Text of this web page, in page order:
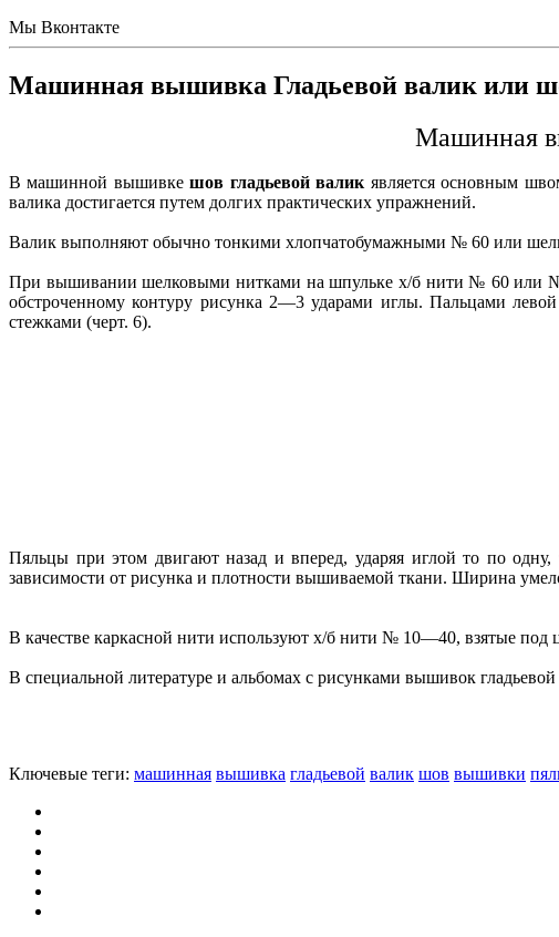
Мы Вконтакте
Машинная вышивка Гладьевой валик или
Машинная
В машинной вышивкешов гладьевой валик является основным
валика достигается путем долгих практических упражнений.
Валик выполняют обычно тонкими хлопчатобумажными № 60 или
При вышивании шелковыми нитками на шпульке х/б нити № 60 или №
обстроченному контуру рисунка 2—3 ударами иглы. Пальцами
стежками (черт. 6).
Пяльцы при этом двигают назад и вперед, ударяя иглой то по
зависимости от рисунка и плотности вышиваемой ткани. Ширина
В качестве каркасной нити используют х/б нити № 10—40, взятые
В специальной литературе и альбомах с рисунками вышивок
Ключевые теги: машинная вышивка гладьевой валик шов вышивки